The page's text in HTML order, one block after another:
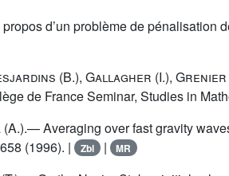
d’un problème de pénalisation
(B.), Gallagher (I.), Grenier
de France Seminar, Studies in
(A.).— Averaging over fast gravity
(1996). | Zbl | MR